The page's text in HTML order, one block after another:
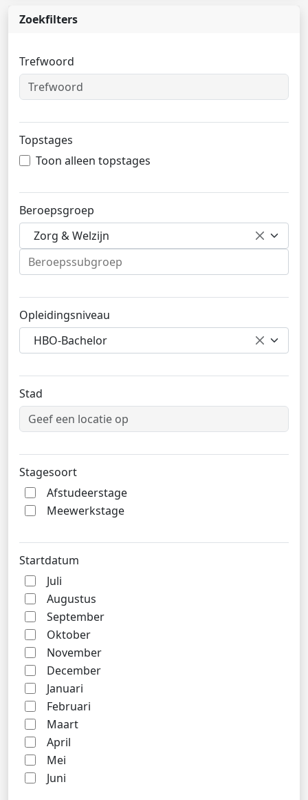
Zoekfilters
Trefwoord
Topstages
Toon alleen topstages
Beroepsgroep
Zorg & Welzijn
Opleidingsniveau
HBO-Bachelor
Stad
Stagesoort
Afstudeerstage
Meewerkstage
Startdatum
Juli
Augustus
September
Oktober
November
December
Januari
Februari
Maart
April
Mei
Juni